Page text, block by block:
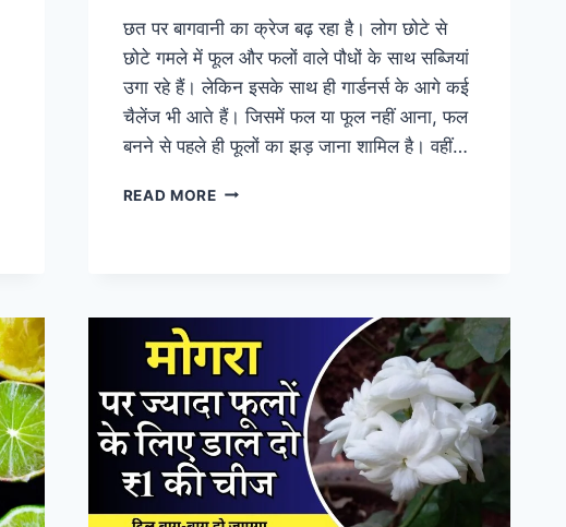
छत पर बागवानी का क्रेज बढ़ रहा है। लोग छोटे से
छोटे गमले में फूल और फलों वाले पौधों के साथ सब्जियां
उगा रहे हैं। लेकिन इसके साथ ही गार्डनर्स के आगे कई
चैलेंज भी आते हैं। जिसमें फल या फूल नहीं आना, फल
बनने से पहले ही फूलों का झड़ जाना शामिल है। वहीं…
READ MOREक्यों
फिटकरी
डालने
की
सलाह
दे
रहे
हैं
एक्सपर्ट